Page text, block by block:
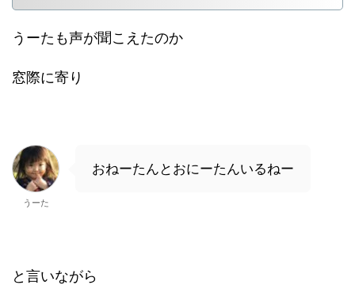
うーたも声が聞こえたのか
窓際に寄り
うーた
おねーたんとおにーたんいるねー
と言いながら